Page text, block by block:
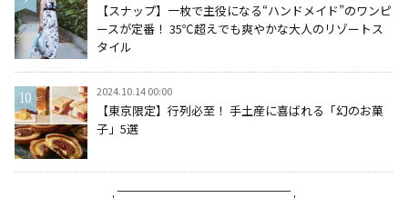
【スナップ】一枚で主役になる“ハンドメイド”のワンピ
ースが定番！ 35℃超えでも爽やかな大人のリゾートス
タイル
2024.10.14 00:00
【東京限定】行列必至！ 手土産に喜ばれる「幻のお菓
子」5選